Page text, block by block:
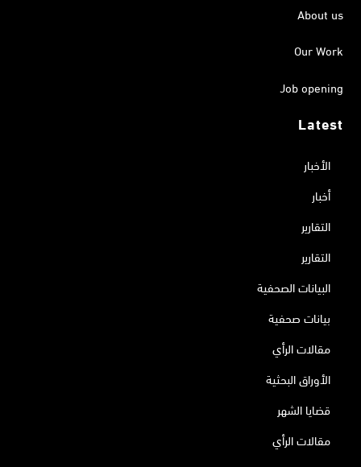
About us
Our Work
Job opening
Latest
الأخبار
أخبار
التقارير
التقارير
البيانات الصحفية
بيانات صحفية
مقالات الرأي
الأوراق البحثية
قضايا الشهر
مقالات الرأي